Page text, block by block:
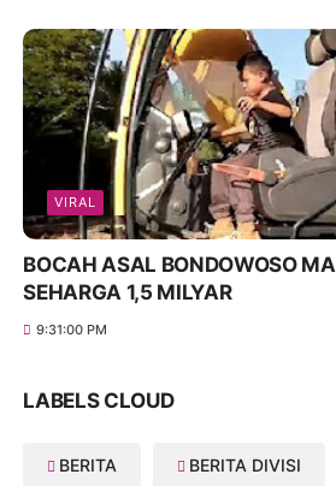
VIRAL
BOCAH ASAL BONDOWOSO
SEHARGA 1,5 MILYAR
9:31:00 PM
LABELS CLOUD
BERITA BERITA DIVISI